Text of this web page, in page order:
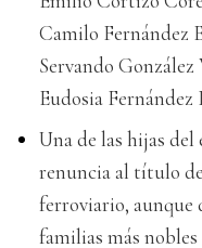
Camilo Fernández
Servando
Eudosia
Una de las hijas
renuncia al título
ferroviario, aunque
familias más